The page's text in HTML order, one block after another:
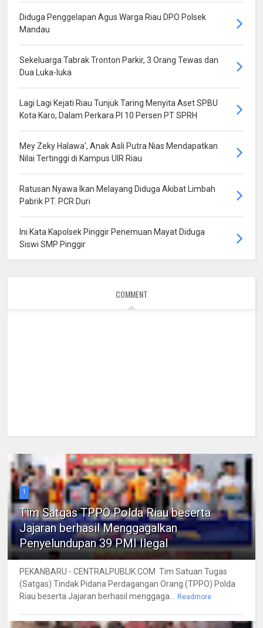
Diduga Penggelapan Agus Warga Riau DPO Polsek
Mandau
Sekeluarga Tabrak Tronton Parkir, 3 Orang Tewas dan
Dua Luka-luka
Lagi Lagi Kejati Riau Tunjuk Taring Menyita Aset SPBU
Kota Karo, Dalam Perkara PI 10 Persen PT SPRH
Mey Zeky Halawa', Anak Asli Putra Nias Mendapatkan
Nilai Tertinggi di Kampus UIR Riau
Ratusan Nyawa Ikan Melayang Diduga Akibat Limbah
Pabrik PT. PCR Duri
Ini Kata Kapolsek Pinggir Penemuan Mayat Diduga
Siswi SMP Pinggir
COMMENT
1
Tim Satgas TPPO Polda Riau beserta
Jajaran berhasil Menggagalkan
Penyelundupan 39 PMI Ilegal
PEKANBARU - CENTRALPUBLIK.COM Tim Satuan Tugas
(Satgas) Tindak Pidana Perdagangan Orang (TPPO) Polda
Riau beserta Jajaran berhasil menggaga...
Readmore